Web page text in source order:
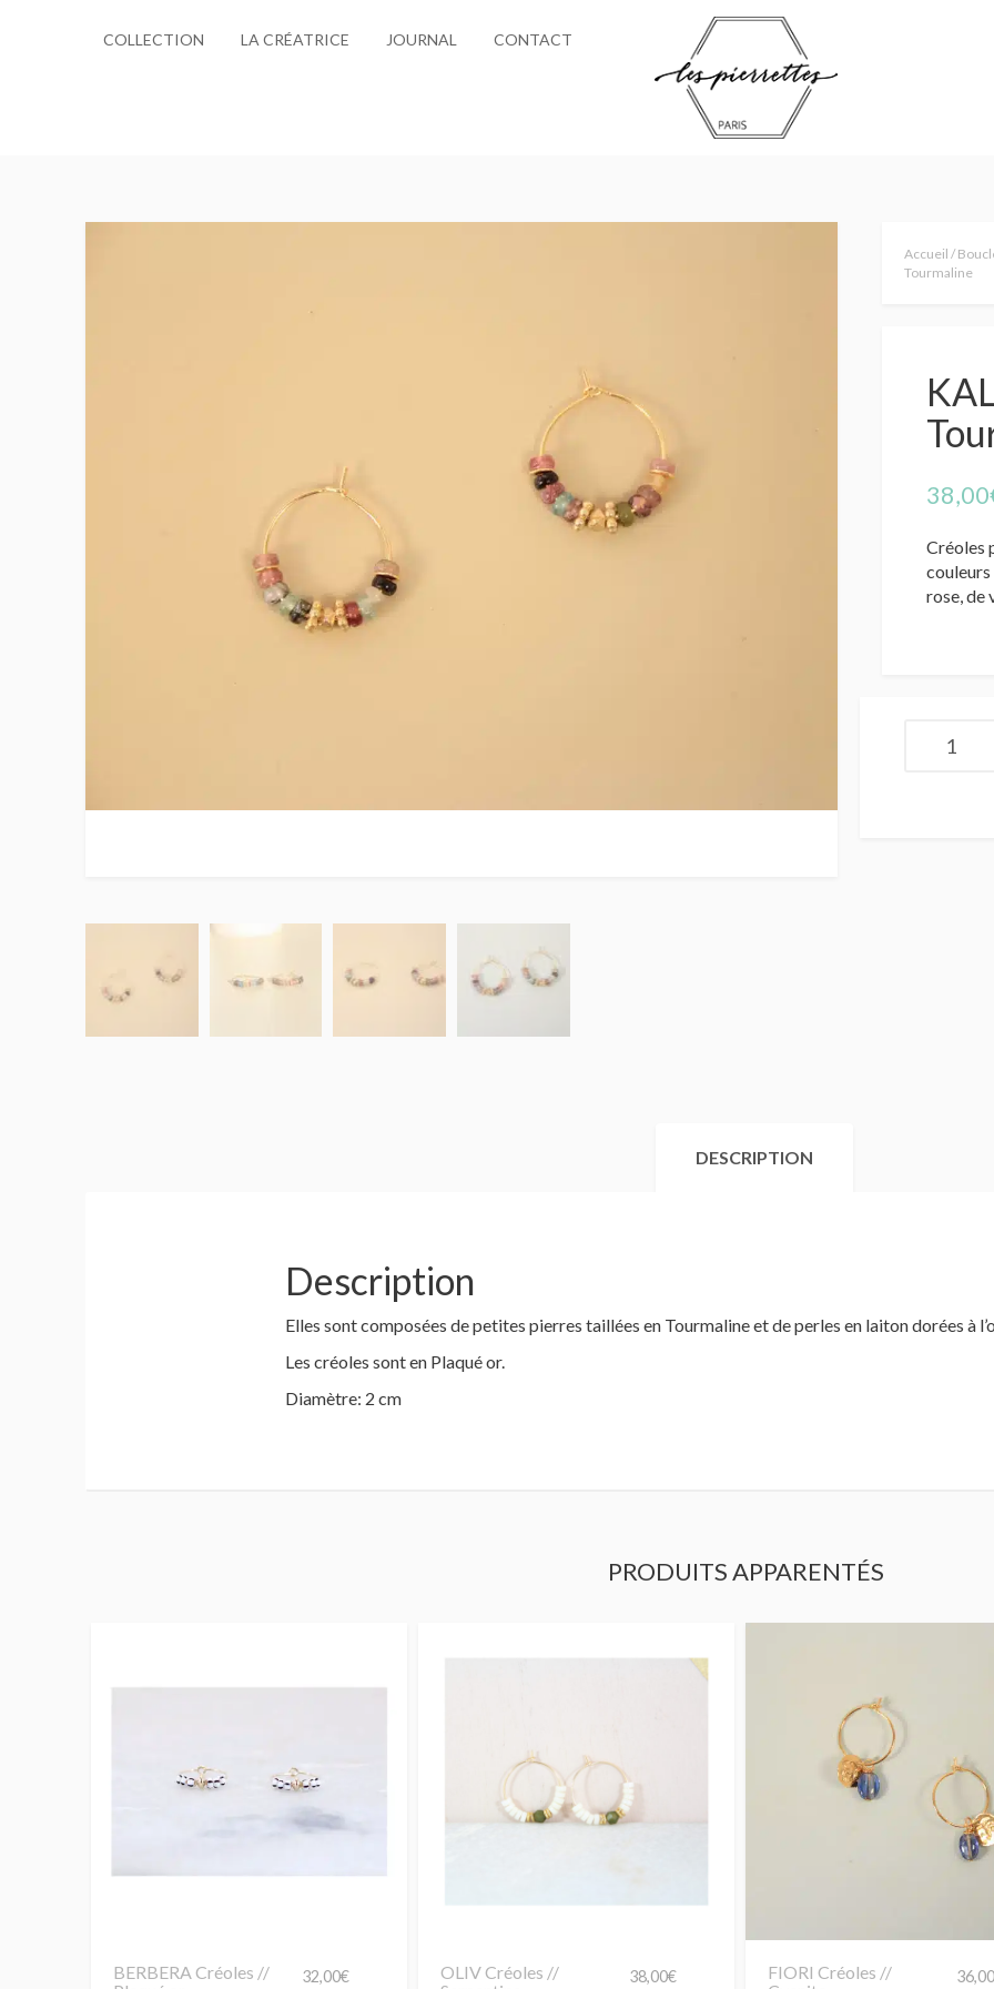
COLLECTION LA CRÉATRICE JOURNAL CONTACT
panier
Accueil /
Tourmaline
38,00
Créoles
couleurs
rose, de
DESCRIPTION
Description
Elles sont composées de petites pierres taillées en Tourmaline et de perles en laiton dorées à
Les créoles sont en Plaqué or.
Diamètre: 2 cm
PRODUITS APPARENTÉS
BERBERA Créoles //
32,00€
OLIV Créoles //
38,00€
FIORI Créoles //
36,00